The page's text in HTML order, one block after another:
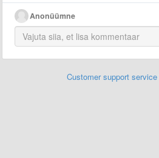
Anonüümne
Customer support service